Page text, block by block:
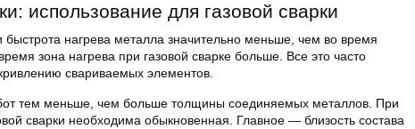
использование для газовой сварки
быстрота нагрева металла значительно меньше, чем во время
зона нагрева при газовой сварке больше. Все это часто
свариваемых элементов.
тем меньше, чем больше толщины соединяемых металлов. При
сварки необходима обыкновенная. Главное — близость состава